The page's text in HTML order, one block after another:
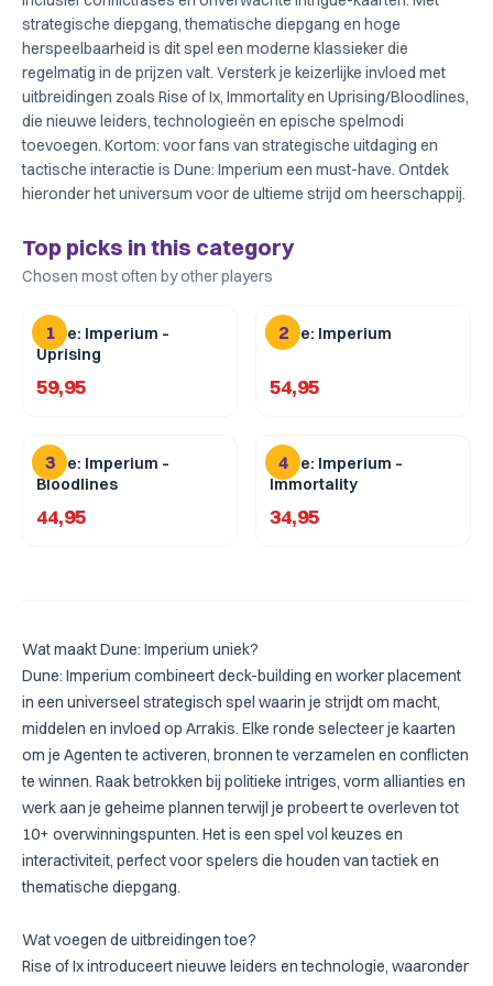
strategische diepgang, thematische diepgang en hoge
herspeelbaarheid is dit spel een moderne klassieker die
regelmatig in de prijzen valt. Versterk je keizerlijke invloed met
uitbreidingen zoals Rise of Ix, Immortality en Uprising/Bloodlines,
die nieuwe leiders, technologieën en epische spelmodi
toevoegen. Kortom: voor fans van strategische uitdaging en
tactische interactie is Dune: Imperium een must-have. Ontdek
hieronder het universum voor de ultieme strijd om heerschappij.
Top picks in this category
Chosen most often by other players
1
Dune: Imperium –
Uprising
59,95
2
Dune: Imperium
54,95
3
Dune: Imperium –
Bloodlines
44,95
4
Dune: Imperium –
Immortality
34,95
Wat maakt Dune: Imperium uniek?
Dune: Imperium combineert deck-building en worker placement
in een universeel strategisch spel waarin je strijdt om macht,
middelen en invloed op Arrakis. Elke ronde selecteer je kaarten
om je Agenten te activeren, bronnen te verzamelen en conflicten
te winnen. Raak betrokken bij politieke intriges, vorm allianties en
werk aan je geheime plannen terwijl je probeert te overleven tot
10+ overwinningspunten. Het is een spel vol keuzes en
interactiviteit, perfect voor spelers die houden van tactiek en
thematische diepgang.
Wat voegen de uitbreidingen toe?
Rise of Ixintroduceert nieuwe leiders en technologie, waaronder